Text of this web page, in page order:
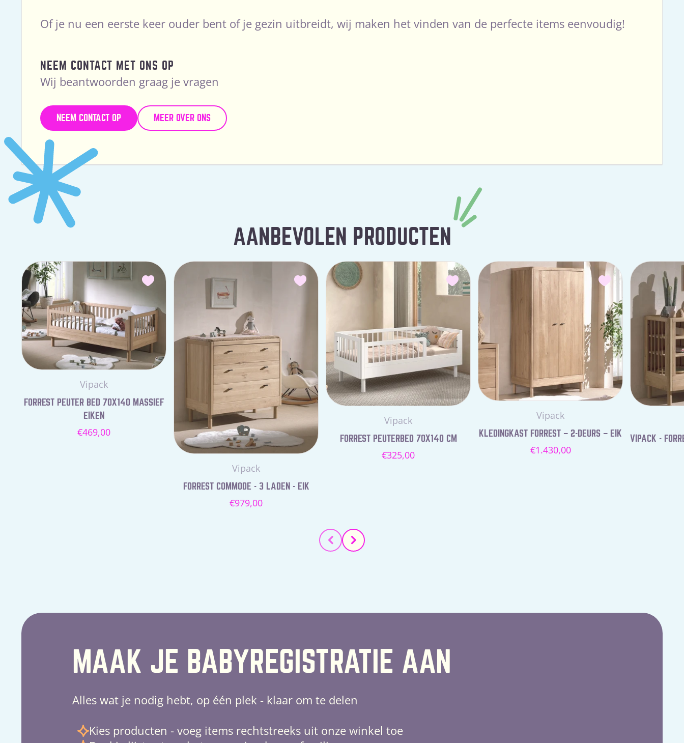
Of je nu een eerste keer ouder bent of je gezin uitbreidt, wij maken het vinden van de perfecte items eenvoudig!
NEEM CONTACT MET ONS OP
Wij beantwoorden graag je vragen
NEEM CONTACT OP MEER OVER ONS
AANBEVOLEN PRODUCTEN
Leverancier:
Vipack
FORREST PEUTER BED 70X140 MASSIEF
EIKEN
Normale
€469,00
Leverancier:
Vipack
FORREST COMMODE - 3 LADEN - EIK
Normale
€979,00
Leverancier:
Vipack
FORREST PEUTERBED 70X140 CM
Normale
€325,00
Leverancier:
Vipack
KLEDINGKAST FORREST – 2-DEURS – EIK
Normale
€1.430,00
VIPACK -
MAAK JE BABYREGISTRATIE AAN
Alles wat je nodig hebt, op één plek - klaar om te delen
Kies producten - voeg items rechtstreeks uit onze winkel toe